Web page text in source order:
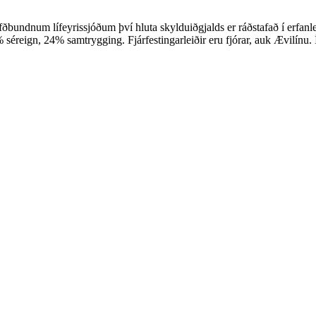
lífeyrissjóðum því hluta skylduiðgjalds er ráðstafað í
séreign, 24% samtrygging. Fjárfestingarleiðir eru fjórar, auk